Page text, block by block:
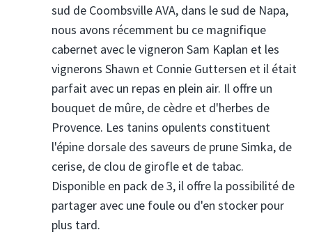
sud de Coombsville AVA, dans le sud de Napa,
nous avons récemment bu ce magnifique
cabernet avec le vigneron Sam Kaplan et les
vignerons Shawn et Connie Guttersen et il était
parfait avec un repas en plein air. Il offre un
bouquet de mûre, de cèdre et d'herbes de
Provence. Les tanins opulents constituent
l'épine dorsale des saveurs de prune Simka, de
cerise, de clou de girofle et de tabac.
Disponible en pack de 3, il offre la possibilité de
partager avec une foule ou d'en stocker pour
plus tard.